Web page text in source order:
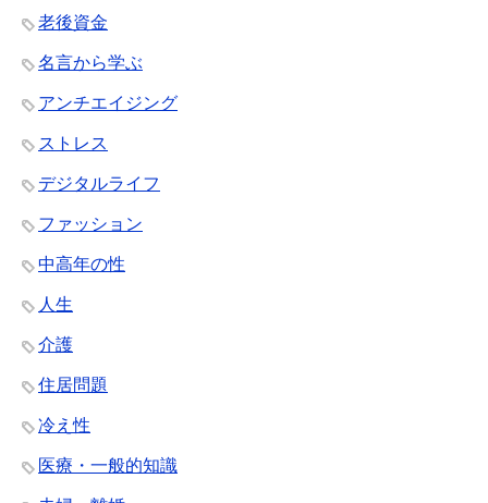
老後資金
名言から学ぶ
アンチエイジング
ストレス
デジタルライフ
ファッション
中高年の性
人生
介護
住居問題
冷え性
医療・一般的知識